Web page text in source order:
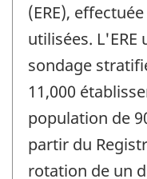
(ERE),
utilisées.
sondage
11,000
population de
partir du
rotation de un